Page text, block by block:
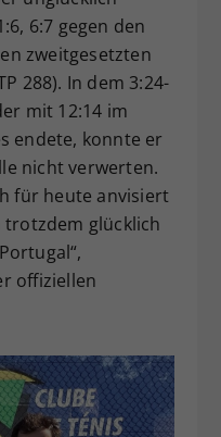
6:7 gegen den
zweitgesetzten
288). In dem 3:24-
mit 12:14 im
endete, konnte er
nicht verwerten.
für heute anvisiert
glücklich
offiziellen